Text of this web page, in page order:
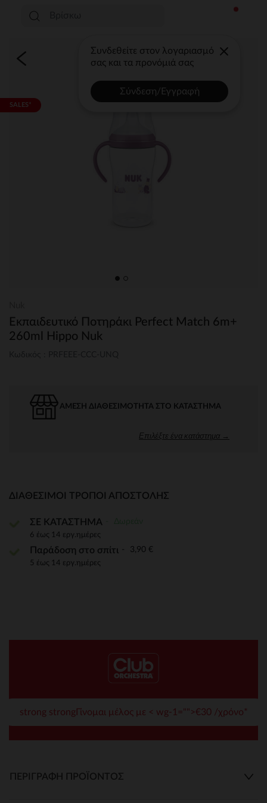
Συνδεθείτε στον λογαριασμό
σας και τα προνόμιά σας
Σύνδεση/Εγγραφή
SALES*
Εκπαιδευτικό Ποτηράκι Perfect Match 6m+
260ml Hippo Nuk
ΆΜΕΣΗ ΔΙΑΘΕΣΙΜΌΤΗΤΑ ΣΤΟ ΚΑΤΆΣΤΗΜΑ
Επιλέξτε ένα κατάστημα →
ΔΙΑΘΈΣΙΜΟΙ ΤΡΌΠΟΙ ΑΠΟΣΤΟΛΉΣ
ΣΕ ΚΑΤΑΣΤΗΜΑ
6 έως 14 εργ.ημέρες
Παράδοση στο σπίτι 3,90 €
5 έως 14 εργ.ημέρες
strong strongΓίνομαι μέλος με < wg-1="">€30 /χρόνο*
ΠΕΡΙΓΡΑΦΉ ΠΡΟΪΌΝΤΟΣ